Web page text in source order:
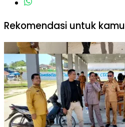
Rekomendasi untuk kamu